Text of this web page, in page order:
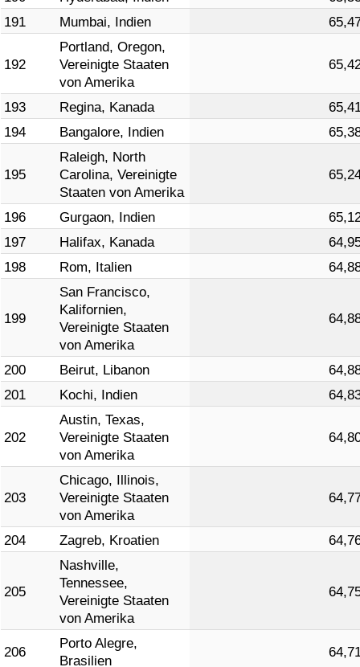
191
Mumbai, Indien
192
Portland, Oregon,
Vereinigte Staaten
von Amerika
193 Regina, Kanada
194
Bangalore, Indien
195
Raleigh, North
Carolina, Vereinigte
Staaten von Amerika
196 Gurgaon, Indien
197
Halifax, Kanada
198
Rom, Italien
199
San Francisco,
Kalifornien,
Vereinigte Staaten
von Amerika
200 Beirut, Libanon
201
Kochi, Indien
202
Austin, Texas,
Vereinigte Staaten
von Amerika
203
Chicago, Illinois,
Vereinigte Staaten
von Amerika
204 Zagreb, Kroatien
205
Nashville,
Tennessee,
Vereinigte Staaten
von Amerika
206
Porto Alegre,
Brasilien